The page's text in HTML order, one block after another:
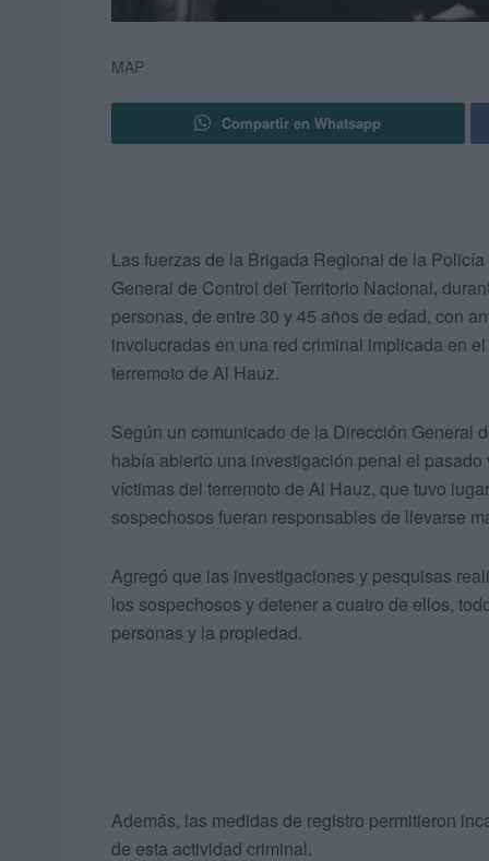
MAP
Compartir en Whatsapp
Las fuerzas de la Brigada Regional de la
General de Control del Territorio Nacional,
personas, de entre 30 y 45 años de edad, con
involucradas en una red criminal implicada en
terremoto de Al Hauz.
Según un comunicado de la Dirección General
había abierto una investigación penal el
víctimas del terremoto de Al Hauz, que tuvo
sospechosos fueran responsables de llevarse
Agregó que las investigaciones y pesquisas
los sospechosos y detener a cuatro de ellos,
personas y la propiedad.
Además, las medidas de registro permitieron
de esta actividad criminal.